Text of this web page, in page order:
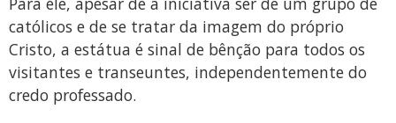
católicos e de se tratar da imagem do próprio
Cristo, a estátua é sinal de bênção para todos os
visitantes e transeuntes, independentemente do
credo professado.